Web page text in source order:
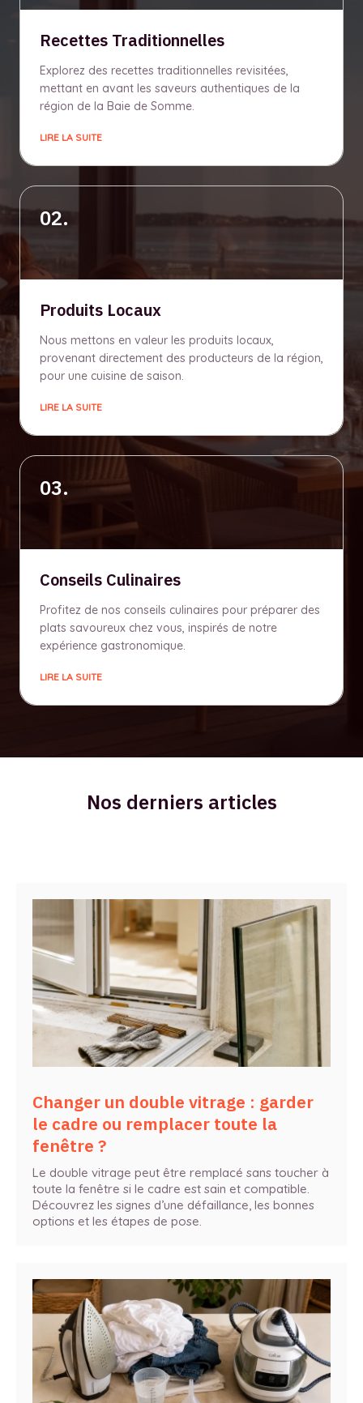
Recettes Traditionnelles
Explorez des recettes traditionnelles revisitées,
mettant en avant les saveurs authentiques de la
région de la Baie de Somme.
LIRE LA SUITE
02.
Produits Locaux
Nous mettons en valeur les produits locaux,
provenant directement des producteurs de la région,
pour une cuisine de saison.
LIRE LA SUITE
03.
Conseils Culinaires
Profitez de nos conseils culinaires pour préparer des
plats savoureux chez vous, inspirés de notre
expérience gastronomique.
LIRE LA SUITE
Nos derniers articles
Changer un double vitrage : garder
le cadre ou remplacer toute la
fenêtre ?
Le double vitrage peut être remplacé sans toucher à
toute la fenêtre si le cadre est sain et compatible.
Découvrez les signes d’une défaillance, les bonnes
options et les étapes de pose.